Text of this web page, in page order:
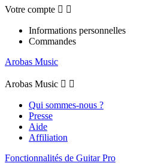
Votre compte  
Informations personnelles
Commandes
Arobas Music
Arobas Music  
Qui sommes-nous ?
Presse
Aide
Affiliation
Fonctionnalités de Guitar Pro